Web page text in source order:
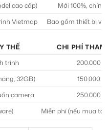
cao cấp)
Mới 100%, chính
Vietmap
Bao gồm thiết bị và
THẾ
CHI PHÍ
trình
200.000 –
32GB)
150.000 –
camera
250.000 –
Miễn phí (nếu mua tại